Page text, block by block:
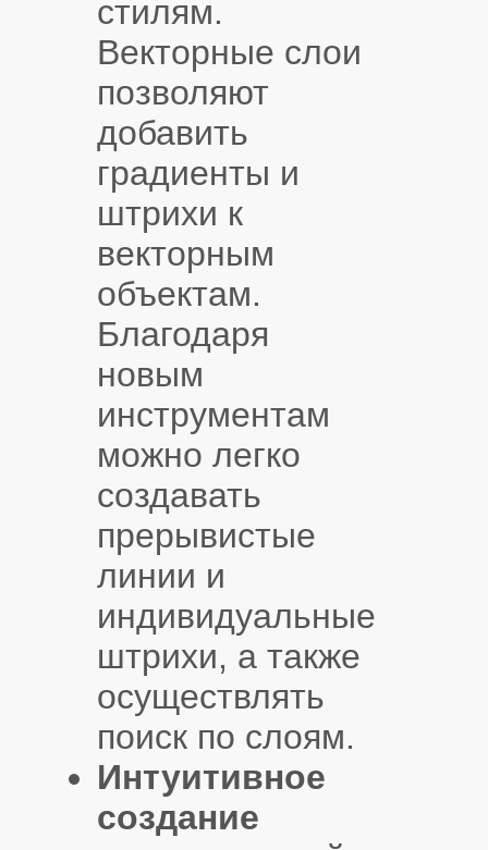
стилям.
Векторные слои
позволяют
добавить
градиенты и
штрихи к
векторным
объектам.
Благодаря
новым
инструментам
можно легко
создавать
прерывистые
линии и
индивидуальные
штрихи, а также
осуществлять
поиск по слоям.
Интуитивное
создание